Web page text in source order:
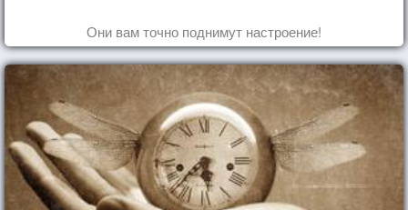
Они вам точно поднимут настроение!